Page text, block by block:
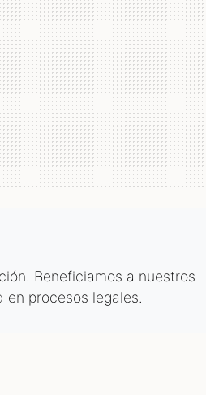
Beneficiamos a nuestros
procesos legales.